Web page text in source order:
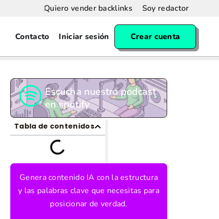
Quiero vender backlinks Soy redactor
Contacto Iniciar sesión Crear cuenta
Escucha nuestro podcast
en spotify
Tabla de contenidos
Genera contenido IA con la estructura
y las palabras clave que necesitas para
posicionar de verdad.